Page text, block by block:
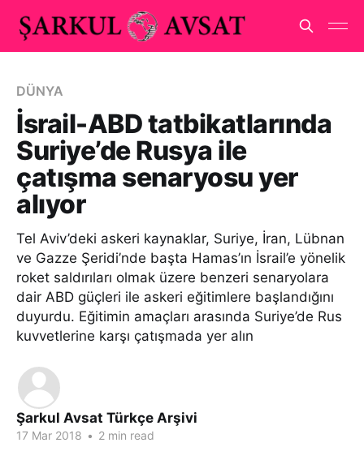
DÜNYA
İsrail-ABD tatbikatlarında
Suriye’de Rusya ile
çatışma senaryosu yer
alıyor
Tel Aviv’deki askeri kaynaklar, Suriye, İran, Lübnan
ve Gazze Şeridi’nde başta Hamas’ın İsrail’e yönelik
roket saldırıları olmak üzere benzeri senaryolara
dair ABD güçleri ile askeri eğitimlere başlandığını
duyurdu. Eğitimin amaçları arasında Suriye’de Rus
kuvvetlerine karşı çatışmada yer alın
Şarkul Avsat Türkçe Arşivi
17 Mar 2018 • 2 min read